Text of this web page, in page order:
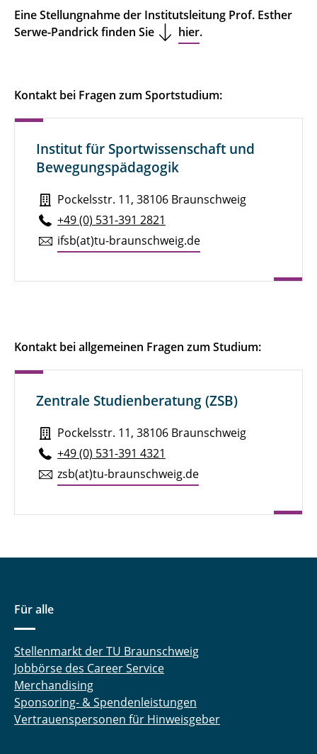
Bibliothek
Transfer & Kooperationen
Öffentlichkeitsarbeit
Fachgruppe
dvs-Nachwuchsworkshop 2024
Eine Stellungnahme der Institutsleitung Prof. Esther
Serwe-Pandrick finden Sie
hier.
Kontakt bei Fragen zum Sportstudium:
Institut für Sportwissenschaft und
Bewegungspädagogik
Pockelsstr. 11, 38106 Braunschweig
+49 (0) 531-391 2821
ifsb(at)tu-braun­schweig.de
Kontakt bei allgemeinen Fragen zum Studium:
Zentrale Studienberatung (ZSB)
Pockelsstr. 11, 38106 Braunschweig
+49 (0) 531-391 4321
zsb(at)tu-braun­schweig.de
Für alle
Stellenmarkt der TU Braunschweig
Jobbörse des Career Service
Merchandising
Sponsoring- & Spendenleistungen
Vertrauenspersonen für Hinweisgeber